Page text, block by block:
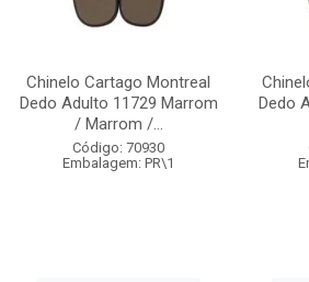
Chinelo Cartago Montreal
Dedo Adulto 11729 Marrom
/ Marrom /...
Código: 70930
Embalagem: PR\1
Dedo